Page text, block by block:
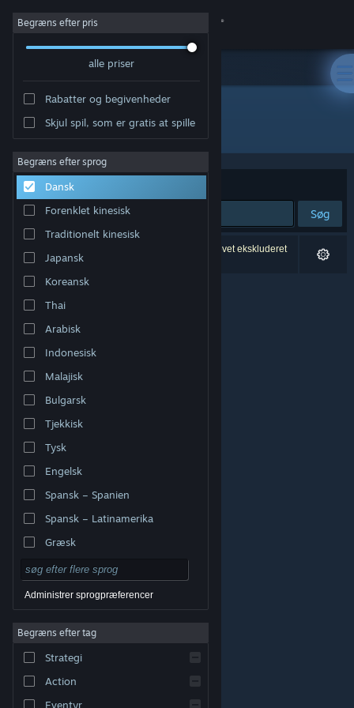
Log på
Om
Support
Skift sprog
Hent Steam-mobilappen
Vis desktop-webside
varemærker tilhører deres respektive indehavere i USA
Tilgængelighed
Refunderinger|
Begræns efter pris
alle priser
Rabatter og begivenheder
Skjul spil, som er gratis at spille
Begræns efter sprog
Dansk
Forenklet kinesisk
Traditionelt kinesisk
Japansk
Koreansk
Thai
Arabisk
Indonesisk
Malajisk
Bulgarsk
Tjekkisk
Tysk
Engelsk
Spansk – Spanien
Spansk – Latinamerika
Græsk
Administrer sprogpræferencer
Begræns efter tag
Strategi
Action
Eventyr
"Dovetail Train Simulator"
Sorter efter Navn
Søg
0 resultater matcher din søgning. 738 titler er blevet ekskluderet
baseret på dine præferencer.